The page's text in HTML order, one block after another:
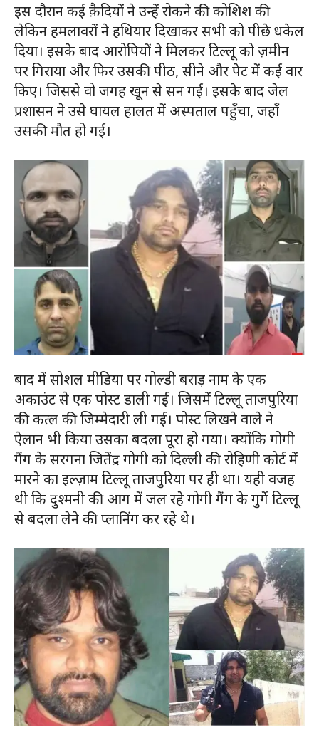
इस दौरान कई क़ैदियों ने उन्हें रोकने की कोशिश की
लेकिन हमलावरों ने हथियार दिखाकर सभी को पीछे धकेल
दिया। इसके बाद आरोपियों ने मिलकर टिल्लू को ज़मीन
पर गिराया और फिर उसकी पीठ, सीने और पेट में कई वार
किए। जिससे वो जगह खून से सन गई। इसके बाद जेल
प्रशासन ने उसे घायल हालत में अस्पताल पहुँचा, जहाँ
उसकी मौत हो गई।
बाद में सोशल मीडिया पर गोल्डी बराड़ नाम के एक
अकाउंट से एक पोस्ट डाली गई। जिसमें टिल्लू ताजपुरिया
की कत्ल की जिम्मेदारी ली गई। पोस्ट लिखने वाले ने
ऐलान भी किया उसका बदला पूरा हो गया। क्योंकि गोगी
गैंग के सरगना जितेंद्र गोगी को दिल्ली की रोहिणी कोर्ट में
मारने का इल्ज़ाम टिल्लू ताजपुरिया पर ही था। यही वजह
थी कि दुश्मनी की आग में जल रहे गोगी गैंग के गुर्गे टिल्लू
से बदला लेने की प्लानिंग कर रहे थे।